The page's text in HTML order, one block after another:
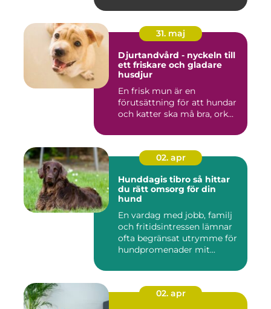
31. maj
Djurtandvård - nyckeln till
ett friskare och gladare
husdjur
En frisk mun är en
förutsättning för att hundar
och katter ska må bra, ork...
02. apr
Hunddagis tibro så hittar
du rätt omsorg för din
hund
En vardag med jobb, familj
och fritidsintressen lämnar
ofta begränsat utrymme för
hundpromenader mit...
02. apr